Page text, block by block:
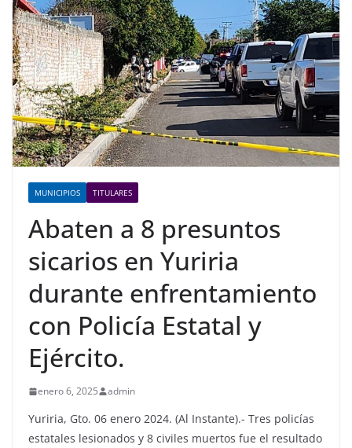
MUNICIPIOS TITULARES
Abaten a 8 presuntos
sicarios en Yuriria
durante enfrentamiento
con Policía Estatal y
Ejército.
enero 6, 2025 admin
Yuriria, Gto. 06 enero 2024. (Al Instante).- Tres policías
estatales lesionados y 8 civiles muertos fue el resultado